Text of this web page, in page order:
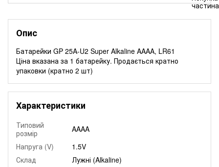
Опис
Батарейки GP 25A-U2 Super Alkaline AAAA, LR61
Ціна вказана за 1 батарейку. Продається кратно
упаковки (кратно 2 шт)
Характеристики
Типовий
розмір
AAAA
Напруга (V)
1.5V
Склад
Лужні (Alkaline)